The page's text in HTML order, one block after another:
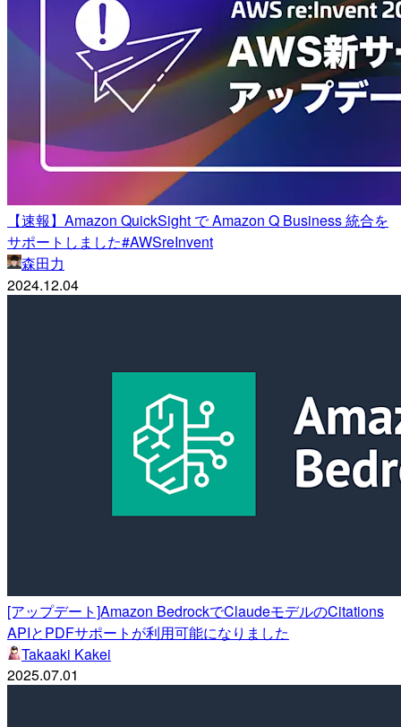
【速報】Amazon QuickSight で Amazon Q Business 統合を
サポートしました#AWSreInvent
森田力
2024.12.04
[アップデート]Amazon BedrockでClaudeモデルのCitations
APIとPDFサポートが利用可能になりました
Takaaki Kakei
2025.07.01